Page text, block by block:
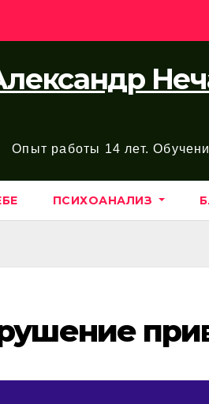
Опыт работы 14 лет.
ПСИХОАНАЛИЗ